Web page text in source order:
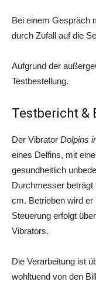
Bei einem Gespräch
durch Zufall auf die
Aufgrund der
Testbestellung.
Testbericht &
Der Vibrator Dolpins
eines Delfins, mit
gesundheitlich
Durchmesser beträgt
cm. Betrieben wird er
Steuerung erfolgt
Vibrators.
Die Verarbeitung ist
wohltuend von den